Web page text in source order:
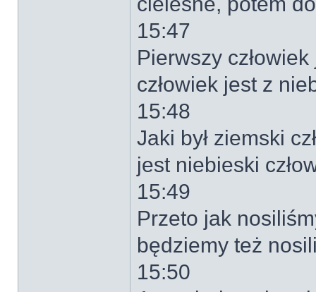
15:47
Pierwszy
człowiek jest z
15:48
Jaki był ziemski
jest niebieski
15:49
Przeto jak
będziemy też
15:50